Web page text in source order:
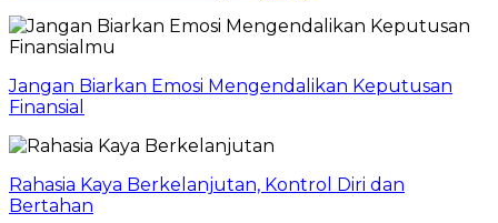
Jangan Biarkan Emosi Mengendalikan Keputusan
Finansial
Rahasia Kaya Berkelanjutan, Kontrol Diri dan
Bertahan